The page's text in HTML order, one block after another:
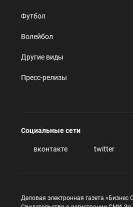
Футбол
Волейбол
Другие виды
Пресс-релизы
Социальные сети
вконтакте twitter
Деловая электронная газета «Бизнес